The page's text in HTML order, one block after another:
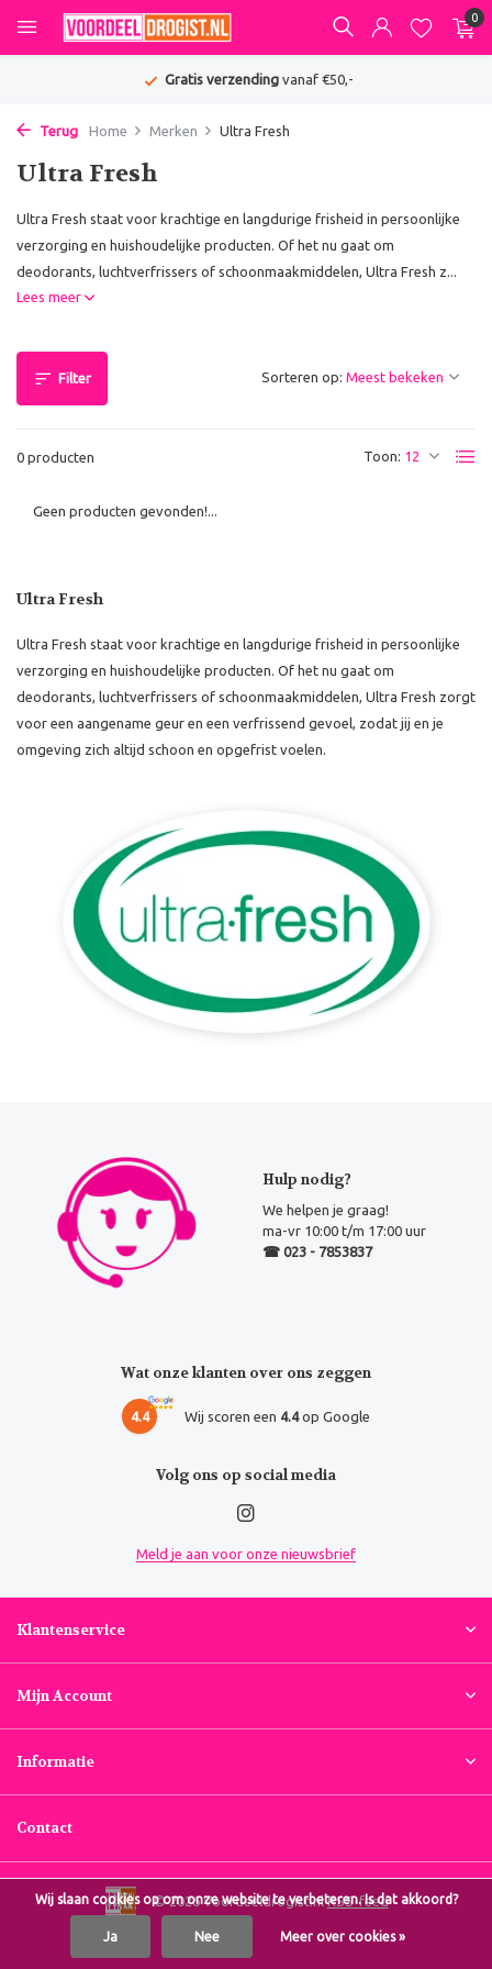
0
Gratis verzendingvanaf €50,-
Terug Home Merken Ultra Fresh
Ultra Fresh
Ultra Fresh staat voor krachtige en langdurige frisheid in persoonlijke
verzorging en huishoudelijke producten. Of het nu gaat om
deodorants, luchtverfrissers of schoonmaakmiddelen, Ultra Fresh z...
Lees meer
Filter
0 producten Toon:
Sorteren op:
Geen producten gevonden!...
Ultra Fresh
Ultra Fresh staat voor krachtige en langdurige frisheid in persoonlijke
verzorging en huishoudelijke producten. Of het nu gaat om
deodorants, luchtverfrissers of schoonmaakmiddelen, Ultra Fresh zorgt
voor een aangename geur en een verfrissend gevoel, zodat jij en je
omgeving zich altijd schoon en opgefrist voelen.
Hulp nodig?
We helpen je graag!
ma-vr 10:00 t/m 17:00 uur
☎ 023 - 7853837
Wat onze klanten over ons zeggen
4.4 Wij scoren een 4.4op Google
Volg ons op social media
Meld je aan voor onze nieuwsbrief
Klantenservice
Mijn Account
Informatie
Contact
© 2026 Voordeeldrogist.nlRSS-feed
Wij slaan cookies op om onze website te verbeteren. Is dat akkoord?
Ja Nee Meer over cookies »